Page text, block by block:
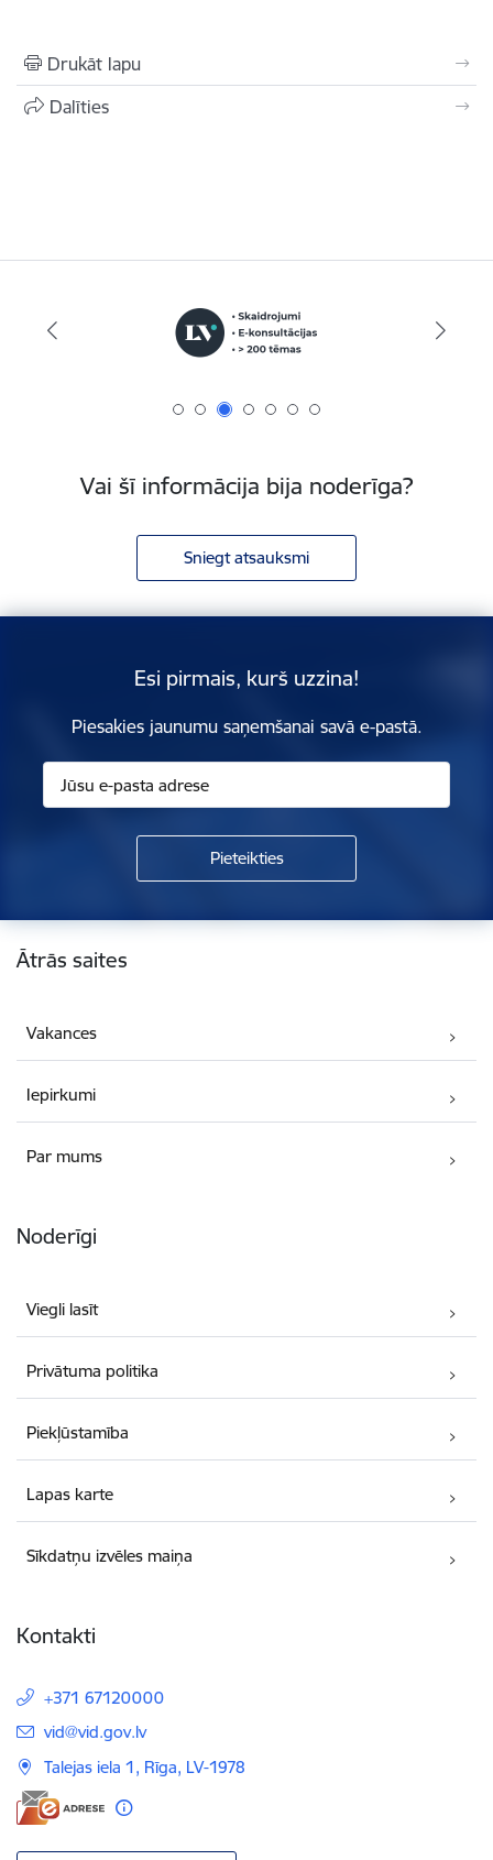
Drukāt lapu
Dalīties
Vai šī informācija bija noderīga?
Sniegt atsauksmi
Esi pirmais, kurš uzzina!
Piesakies jaunumu saņemšanai savā e-pastā.
Kājene
Ātrās saites
Vakances
Iepirkumi
Par mums
Noderīgi
Viegli lasīt
Privātuma politika
Piekļūstamība
Lapas karte
Sīkdatņu izvēles maiņa
Kontakti
+371 67120000
E-pasts:
vid@vid.gov.lv
Talejas iela 1, Rīga, LV-1978